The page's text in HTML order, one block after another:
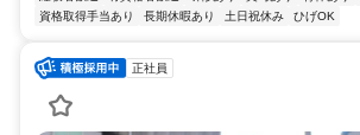
資格取得手当あり
長期休暇あり 土日祝休み ひげOK
正社員